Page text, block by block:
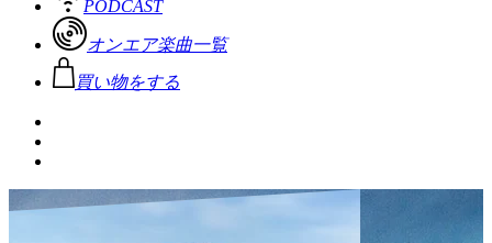
PODCAST
オンエア楽曲一覧
買い物をする